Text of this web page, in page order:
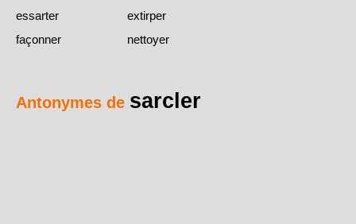
essarter
extirper
façonner
nettoyer
Antonymes de sarcler